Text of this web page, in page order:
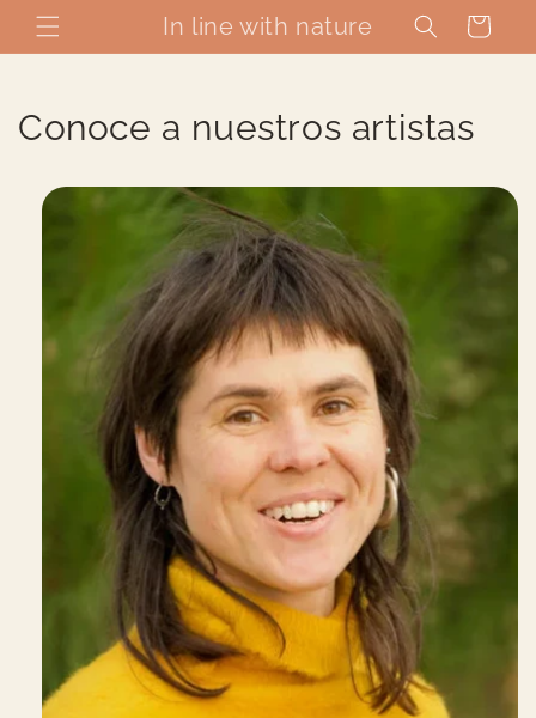
directamente
al contenido
In line with nature Carrito
Conoce a nuestros artistas